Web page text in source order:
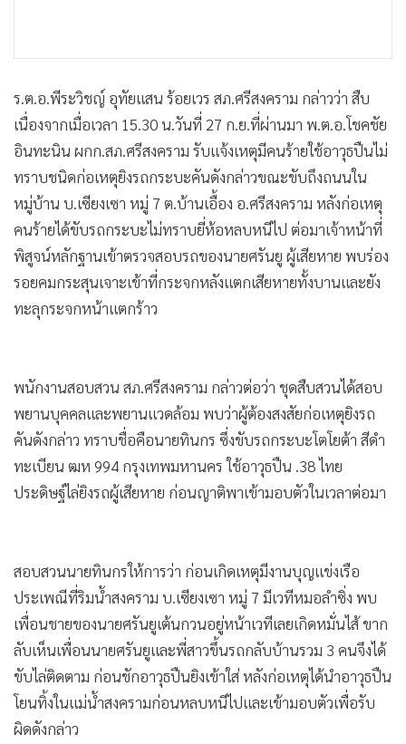
ร.ต.อ.พีระวิชญ์ อุทัยแสน ร้อยเวร สภ.ศรีสงคราม กล่าวว่า สืบ
เนื่องจากเมื่อเวลา 15.30 น.วันที่ 27 ก.ย.ที่ผ่านมา พ.ต.อ.โชคชัย
อินทะนิน ผกก.สภ.ศรีสงคราม รับแจ้งเหตุมีคนร้ายใช้อาวุธปืนไม่
ทราบชนิดก่อเหตุยิงรถกระบะคันดังกล่าวขณะขับถึงถนนใน
หมู่บ้าน บ.เซียงเซา หมู่ 7 ต.บ้านเอื้อง อ.ศรีสงคราม หลังก่อเหตุ
คนร้ายได้ขับรถกระบะไม่ทราบยี่ห้อหลบหนีไป ต่อมาเจ้าหน้าที่
พิสูจน์หลักฐานเข้าตรวจสอบรถของนายศรันยู ผู้เสียหาย พบร่อง
รอยคมกระสุนเจาะเข้าที่กระจกหลังแตกเสียหายทั้งบานและยัง
ทะลุกระจกหน้าแตกร้าว
พนักงานสอบสวน สภ.ศรีสงคราม กล่าวต่อว่า ชุดสืบสวนได้สอบ
พยานบุคคลและพยานแวดล้อม พบว่าผู้ต้องสงสัยก่อเหตุยิงรถ
คันดังกล่าว ทราบชื่อคือนายทินกร ซึ่งขับรถกระบะโตโยต้า สีดำ
ทะเบียน ฒห 994 กรุงเทพมหานคร ใช้อาวุธปืน .38 ไทย
ประดิษฐ์ไล่ยิงรถผู้เสียหาย ก่อนญาติพาเข้ามอบตัวในเวลาต่อมา
สอบสวนนายทินกรให้การว่า ก่อนเกิดเหตุมีงานบุญแข่งเรือ
ประเพณีที่ริมน้ำสงคราม บ.เซียงเซา หมู่ 7 มีเวทีหมอลำซิ่ง พบ
เพื่อนชายของนายศรันยูเต้นกวนอยู่หน้าเวทีเลยเกิดหมั่นไส้ ขาก
ลับเห็นเพื่อนนายศรันยูและพี่สาวขึ้นรถกลับบ้านรวม 3 คนจึงได้
ขับไล่ติดตาม ก่อนชักอาวุธปืนยิงเข้าใส่ หลังก่อเหตุได้นำอาวุธปืน
โยนทิ้งในแม่น้ำสงครามก่อนหลบหนีไปและเข้ามอบตัวเพื่อรับ
ผิดดังกล่าว